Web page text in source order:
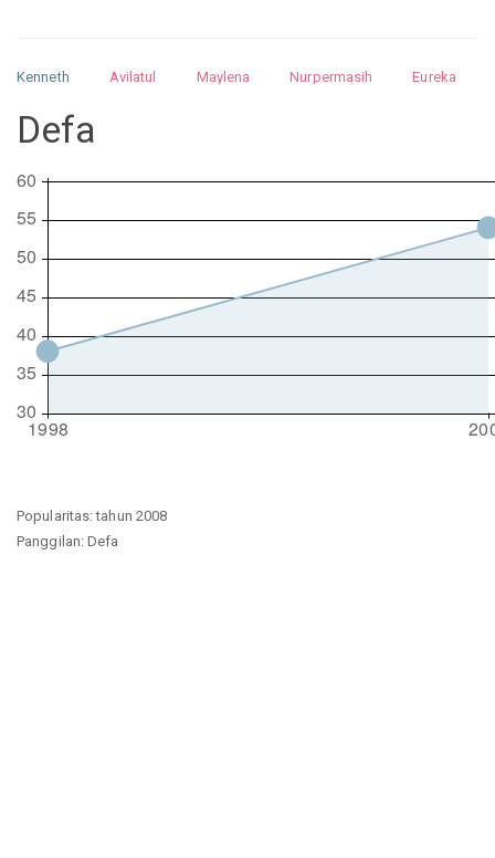
Kenneth Avilatul Maylena Nurpermasih
Eureka
Nurhilman
Defa
Popularitas: tahun 2008
Panggilan: Defa